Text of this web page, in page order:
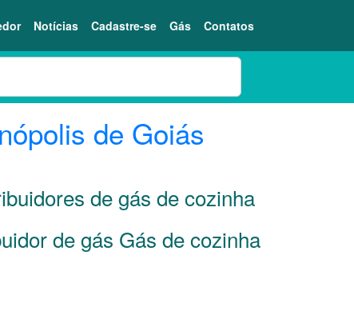
Notícias Cadastre-se Gás Contatos
de Goiás
de gás de cozinha
de gás Gás de cozinha